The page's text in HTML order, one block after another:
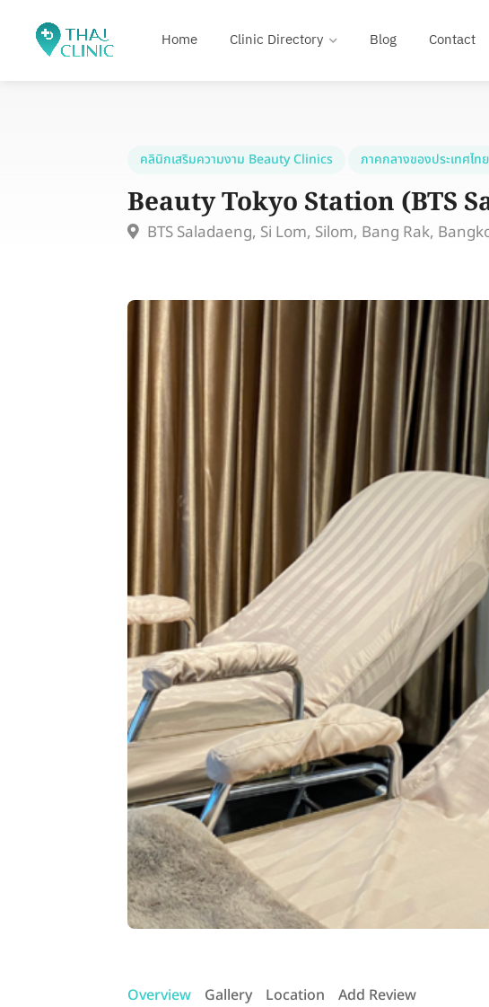
Home Clinic Directory Blog Contact
คลินิกเสริมความงาม Beauty Clinics ภาคกลางของประเทศไทย
Beauty Tokyo Station (BTS
BTS Saladaeng, Si Lom, Silom, Bang Rak,
Overview Gallery Location Add Review